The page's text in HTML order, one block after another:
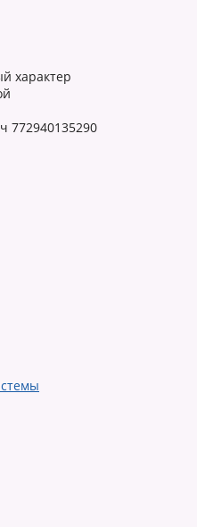
характер
772940135290